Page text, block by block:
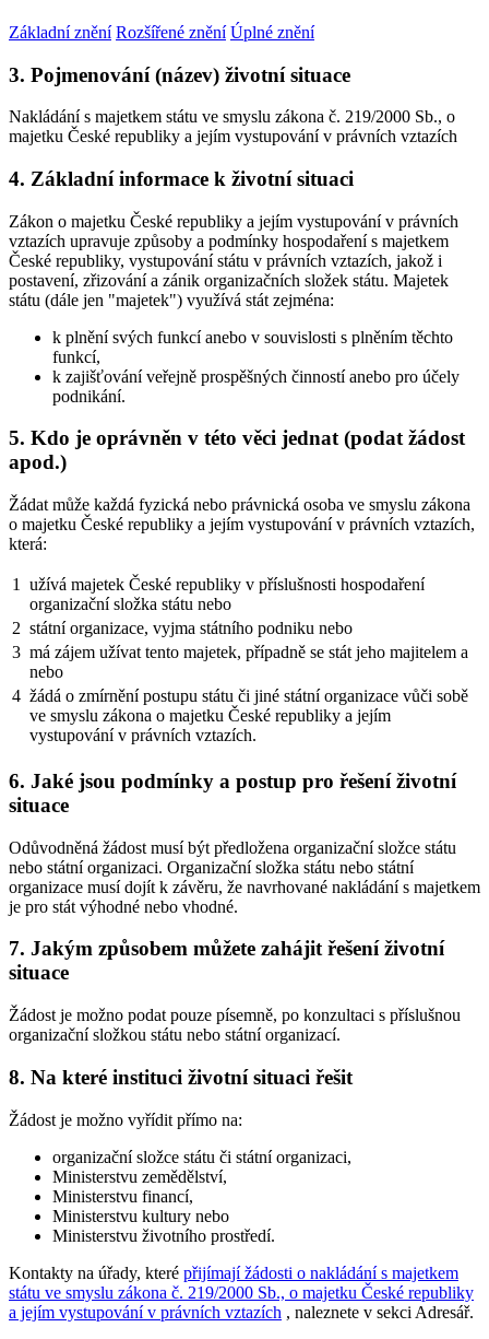
Základní znění Rozšířené znění Úplné znění
3. Pojmenování (název) životní situace
Nakládání s majetkem státu ve smyslu zákona č. 219/2000 Sb., o
majetku České republiky a jejím vystupování v právních vztazích
4. Základní informace k životní situaci
Zákon o majetku České republiky a jejím vystupování v právních
vztazích upravuje způsoby a podmínky hospodaření s majetkem
České republiky, vystupování státu v právních vztazích, jakož i
postavení, zřizování a zánik organizačních složek státu. Majetek
státu (dále jen "majetek") využívá stát zejména:
k plnění svých funkcí anebo v souvislosti s plněním těchto
funkcí,
k zajišťování veřejně prospěšných činností anebo pro účely
podnikání.
5. Kdo je oprávněn v této věci jednat (podat žádost
apod.)
Žádat může každá fyzická nebo právnická osoba ve smyslu zákona
o majetku České republiky a jejím vystupování v právních vztazích,
která:
1
užívá majetek České republiky v příslušnosti hospodaření
organizační složka státu nebo
2 státní organizace, vyjma státního podniku nebo
3 má zájem užívat tento majetek, případně se stát jeho majitelem a
nebo
4 žádá o zmírnění postupu státu či jiné státní organizace vůči sobě
ve smyslu zákona o majetku České republiky a jejím
vystupování v právních vztazích.
6. Jaké jsou podmínky a postup pro řešení životní
situace
Odůvodněná žádost musí být předložena organizační složce státu
nebo státní organizaci. Organizační složka státu nebo státní
organizace musí dojít k závěru, že navrhované nakládání s majetkem
je pro stát výhodné nebo vhodné.
7. Jakým způsobem můžete zahájit řešení životní
situace
Žádost je možno podat pouze písemně, po konzultaci s příslušnou
organizační složkou státu nebo státní organizací.
8. Na které instituci životní situaci řešit
Žádost je možno vyřídit přímo na:
organizační složce státu či státní organizaci,
Ministerstvu zemědělství,
Ministerstvu financí,
Ministerstvu kultury nebo
Ministerstvu životního prostředí.
Kontakty na úřady, které přijímají žádosti o nakládání s majetkem
státu ve smyslu zákona č. 219/2000 Sb., o majetku České republiky
a jejím vystupování v právních vztazích , naleznete v sekci Adresář.